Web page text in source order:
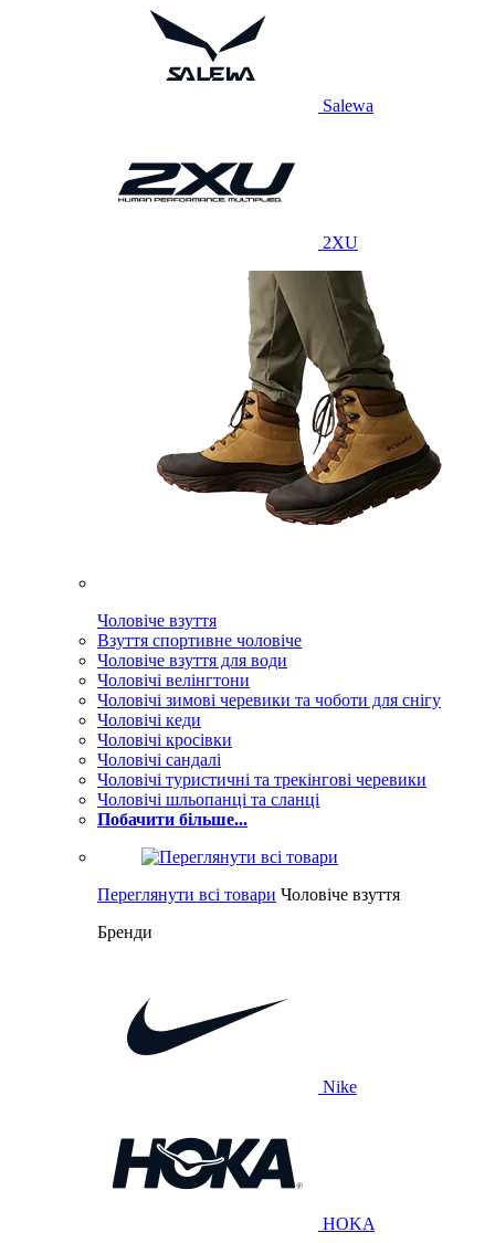
Salewa
2XU
Чоловіче взуття
Взуття спортивне чоловіче
Чоловіче взуття для води
Чоловічі велінгтони
Чоловічі зимові черевики та чоботи для снігу
Чоловічі кеди
Чоловічі кросівки
Чоловічі сандалі
Чоловічі туристичні та трекінгові черевики
Чоловічі шльопанці та сланці
Побачити більше...
Переглянути всі товари Чоловіче взуття
Бренди
Nike
HOKA